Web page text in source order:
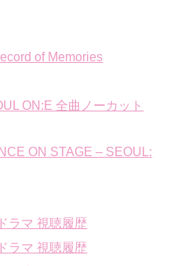
of Memories
ON:E 全曲ノーカット
ON STAGE – SEOUL:
ラマ 視聴履歴
ラマ 視聴履歴